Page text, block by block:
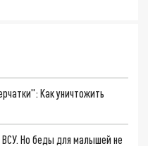
Как уничтожить
Но беды для малышей не